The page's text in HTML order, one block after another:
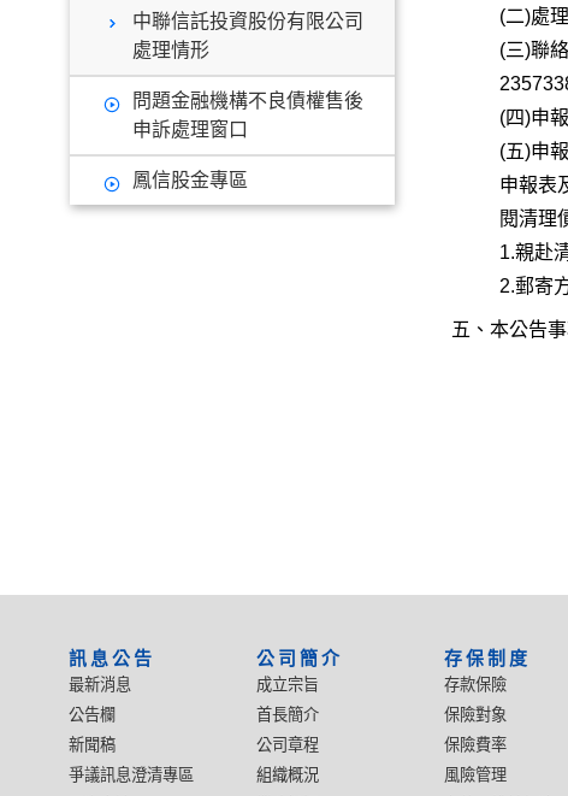
中聯信託投資股份有限公司
處理情形
問題金融機構不良債權售後
申訴處理窗口
鳳信股金專區
(二)處
(三)聯
(四)申
(五)申
申報表
閱清理
1.親赴
2.郵寄
五、本公告
訊息公告
最新消息
公告欄
新聞稿
爭議訊息澄清專區
公司簡介
成立宗旨
首長簡介
公司章程
組織概況
存保制度
存款保險
保險對象
保險費率
風險管理